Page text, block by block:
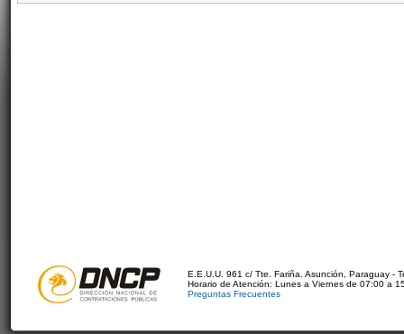
E.E.U.U. 961 c/ Tte. Fariña. Asunción, Paraguay -
Horario de Atención: Lunes a Viernes de 07:00 a
Preguntas Frecuentes